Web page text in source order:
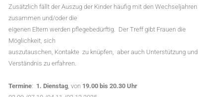
Zusätzlich fällt der Auszug der Kinder häufig mit den Wechseljahren
zusammen und/oder die
eigenen Eltern werden pflegebedürftig. Der Treff gibt Frauen die
Möglichkeit, sich
auszutauschen, Kontakte zu knüpfen, aber auch Unterstützung und
Verständnis zu erfahren.
Termine: 1. Dienstag, von 19.00 bis 20.30 Uhr